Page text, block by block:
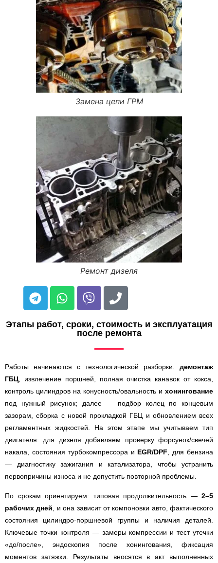
Замена цепи ГРМ
Ремонт дизеля
Этапы работ, сроки, стоимость и эксплуатация
после ремонта
Работы начинаются с технологической разборки: демонтаж
ГБЦ , извлечение поршней, полная очистка канавок от кокса,
контроль цилиндров на конусность/овальность и хонингование
под нужный рисунок; далее — подбор колец по концевым
зазорам, сборка с новой прокладкой ГБЦ и обновлением всех
регламентных жидкостей. На этом этапе мы учитываем тип
двигателя: для дизеля добавляем проверку форсунок/свечей
накала, состояния турбокомпрессора и EGR/DPF , для бензина
— диагностику зажигания и катализатора, чтобы устранить
первопричины износа и не допустить повторной проблемы.
По срокам ориентируем: типовая продолжительность — 2–5
рабочих дней , и она зависит от компоновки авто, фактического
состояния цилиндро-поршневой группы и наличия деталей.
Ключевые точки контроля — замеры компрессии и тест утечки
«до/после», эндоскопия после хонингования, фиксация
моментов затяжки. Результаты вносятся в акт выполненных